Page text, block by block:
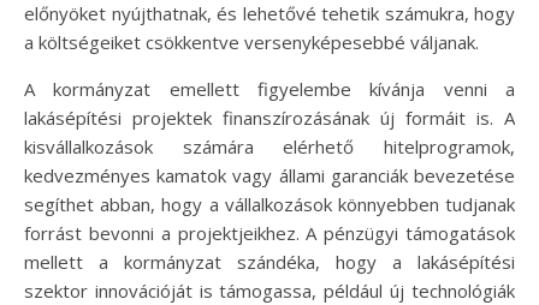
előnyöket nyújthatnak, és lehetővé tehetik számukra, hogy
a költségeiket csökkentve versenyképesebbé váljanak.
A kormányzat emellett figyelembe kívánja venni a
lakásépítési projektek finanszírozásának új formáit is. A
kisvállalkozások számára elérhető hitelprogramok,
kedvezményes kamatok vagy állami garanciák bevezetése
segíthet abban, hogy a vállalkozások könnyebben tudjanak
forrást bevonni a projektjeikhez. A pénzügyi támogatások
mellett a kormányzat szándéka, hogy a lakásépítési
szektor innovációját is támogassa, például új technológiák